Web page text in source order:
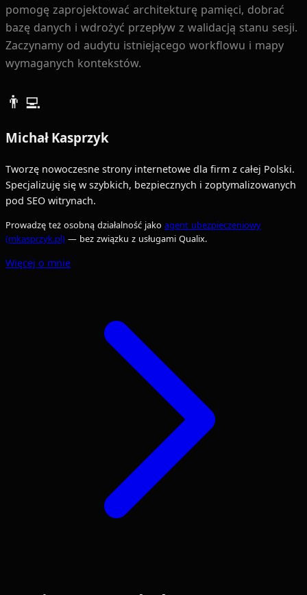
pomogę zaprojektować architekturę pamięci, dobrać
bazę danych i wdrożyć przepływ z walidacją stanu sesji.
Zaczynamy od audytu istniejącego workflowu i mapy
wymaganych kontekstów.
👨‍💻
Michał Kasprzyk
Tworzę nowoczesne strony internetowe dla firm z całej Polski.
Specjalizuję się w szybkich, bezpiecznych i zoptymalizowanych
pod SEO witrynach.
Prowadzę też osobną działalność jako agent ubezpieczeniowy
(mkasprzyk.pl) — bez związku z usługami Qualix.
Więcej o mnie